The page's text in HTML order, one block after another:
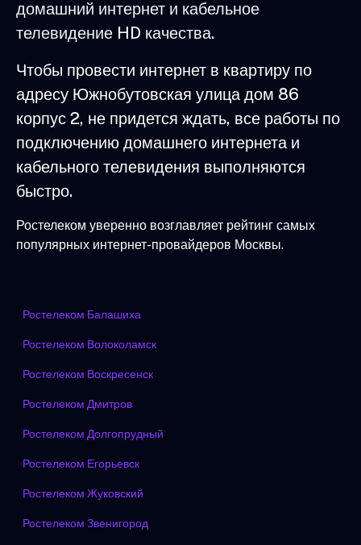
домашний интернет и кабельное
телевидение HD качества.
Чтобы провести интернет в квартиру по
адресу Южнобутовская улица дом 86
корпус 2, не придется ждать, все работы по
подключению домашнего интернета и
кабельного телевидения выполняются
быстро.
Ростелеком уверенно возглавляет рейтинг самых
популярных интернет-провайдеров Москвы.
Ростелеком Балашиха
Ростелеком Волоколамск
Ростелеком Воскресенск
Ростелеком Дмитров
Ростелеком Долгопрудный
Ростелеком Егорьевск
Ростелеком Жуковский
Ростелеком Звенигород